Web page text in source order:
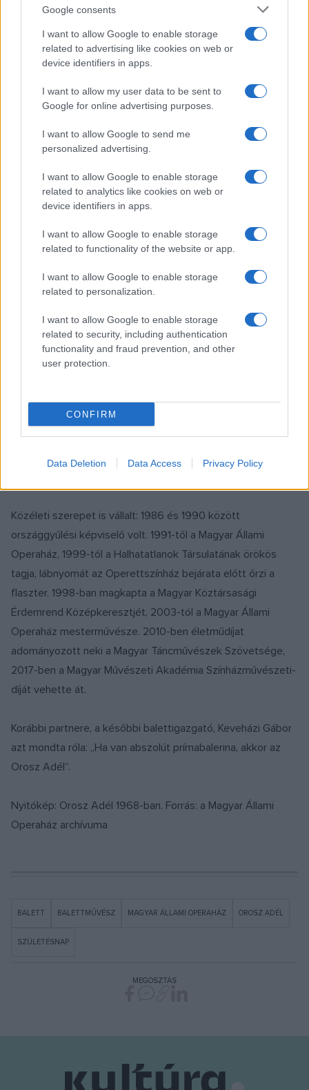
Google consents
I want to allow Google to enable storage
related to advertising like cookies on web or
device identifiers in apps.
I want to allow my user data to be sent to
Google for online advertising purposes.
I want to allow Google to send me
personalized advertising.
I want to allow Google to enable storage
related to analytics like cookies on web or
device identifiers in apps.
I want to allow Google to enable storage
related to functionality of the website or app.
I want to allow Google to enable storage
related to personalization.
I want to allow Google to enable storage
related to security, including authentication
functionality and fraud prevention, and other
user protection.
CONFIRM
Data Deletion Data Access Privacy Policy
megkapta a Liszt Ferenc-díjat, 1965-ben a Kossuth-díjat,
1969-ben Helsinkiben a finnek a Fehér Rózsa lovagrendjével
tüntették ki. 1972-ben érdemes művész, 1976-ban kiváló
művész lett, 1978-ban SZOT-díjat kapott.
Mint mondta, mindig úgy gondolta, hogy akkor kell
abbahagyni, amikor az előadás után már úgy érzi, nem lenne
képes még egyszer eltáncolni a műsort. 1981-ben a csúcson
jelentette be Seregi László balettigazgatónak, hogy nem lép
többet színpadra. A szólisták próbavezető
balettmestereként dolgozott tovább, emellett a XXII.
kerületi Művelődési Központban balettiskolát indított
1984-ben az Operaház első női
balettigazgatója és a poszton az első
töltötte be, ezután a Balettintézetben
Közéleti szerepet is vállalt: 1986 és 1990 között
országgyűlési képviselő volt. 1991-től a Magyar Állami
Operaház, 1999-től a Halhatatlanok Társulatának örökös
tagja, lábnyomát az Operettszínház bejárata előtt őrzi a
flaszter. 1998-ban magkapta a Magyar Köztársasági
Érdemrend Középkeresztjét, 2003-tól a Magyar Állami
Operaház mesterművésze. 2010-ben életműdíjat
adományozott neki a Magyar Táncművészek Szövetsége,
2017-ben a Magyar Művészeti Akadémia Színházművészeti-
díját vehette át.
Korábbi partnere, a későbbi balettigazgató, Keveházi Gábor
azt mondta róla: „Ha van abszolút prímabalerina, akkor az
Orosz Adél”.
Nyitókép: Orosz Adél 1968-ban. Forrás: a Magyar Állami
Operaház archívuma
BALETT BALETTMŰVÉSZ MAGYAR ÁLLAMI OPERAHÁZ OROSZ ADÉL
SZÜLETÉSNAP
MEGOSZTÁS